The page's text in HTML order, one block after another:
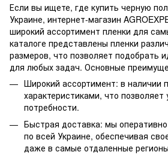
Если вы ищете, где купить черную
Украине, интернет-магазин
широкий ассортимент пленки для
каталоге представлены пленки
размеров, что позволяет подобрать
для любых задач. Основные
Широкий ассортимент: в наличии
характеристиками, что
потребности.
Быстрая доставка: мы
по всей Украине, обеспечивая
даже в самые отдаленные